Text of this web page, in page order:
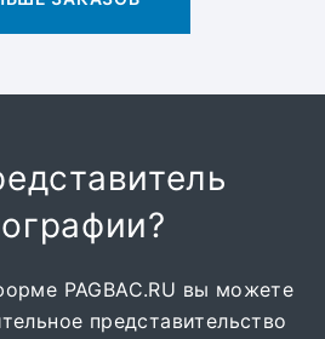
PAGBAC.RU вы можете
представительство